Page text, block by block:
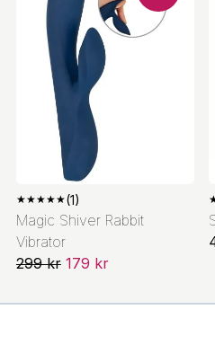
★★★★★(1)
Magic Shiver Rabbit
Vibrator
299 kr 179 kr